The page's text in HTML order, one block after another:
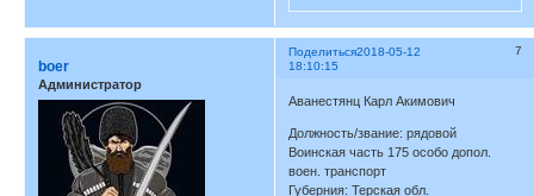
Поделиться 7
2018-05-12
18:10:15
boer
Администратор
Аванестянц Карл Акимович
Должность/звание: рядовой
Воинская часть 175 особо допол.
воен. транспорт
Губерния: Терская обл.